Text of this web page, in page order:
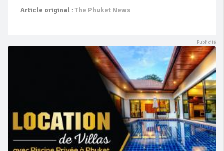
Article original :The Phuket News